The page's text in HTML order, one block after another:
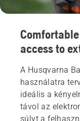
access to
A Husqvarna
használatra
ideális a
távol az
súlyt a